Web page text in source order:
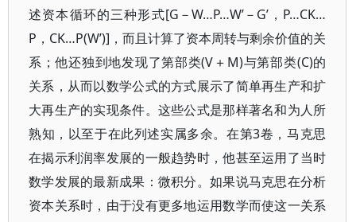
述资本循环的三种形式[G－W…P…W’－G’，P…CK…
P，CK…P(W’)]，而且计算了资本周转与剩余价值的关
系；他还独到地发现了第部类(V＋M)与第部类(C)的
关系，从而以数学公式的方式展示了简单再生产和扩
大再生产的实现条件。这些公式是那样著名和为人所
熟知，以至于在此列述实属多余。在第3卷，马克思
在揭示利润率发展的一般趋势时，他甚至运用了当时
数学发展的最新成果：微积分。如果说马克思在分析
资本关系时，由于没有更多地运用数学而使这一关系